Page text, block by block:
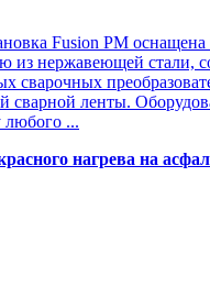
Fusion PM оснащена
из нержавеющей стали,
сварочных
сварной ленты.
любого ...
нагрева на